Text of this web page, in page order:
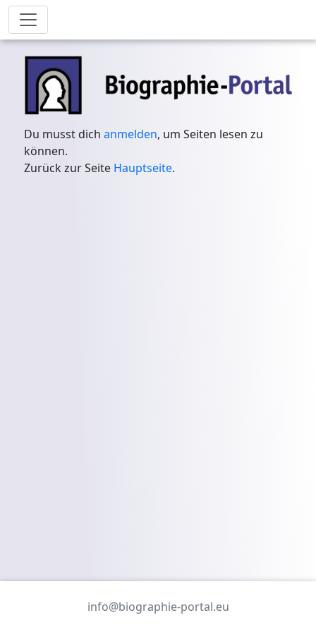
Du musst dichanmelden, um Seiten lesen zu
können.
Zurück zur Seite Hauptseite.
info@biographie-portal.eu